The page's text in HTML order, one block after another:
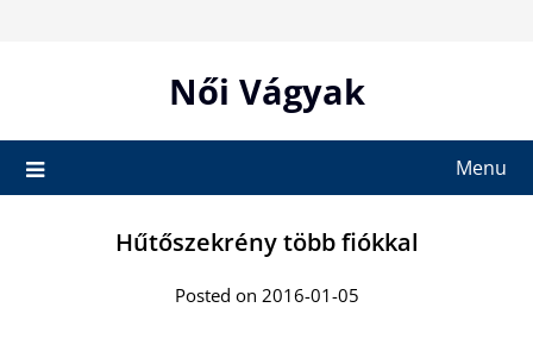
Női Vágyak
Menu
Hűtőszekrény több fiókkal
Posted on 2016-01-05